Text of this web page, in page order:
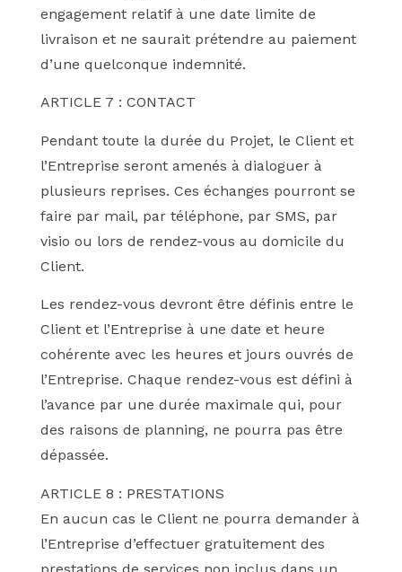
engagement relatif à une date limite de
livraison et ne saurait prétendre au paiement
d’une quelconque indemnité.
ARTICLE 7 : CONTACT
Pendant toute la durée du Projet, le Client et
l’Entreprise seront amenés à dialoguer à
plusieurs reprises. Ces échanges pourront se
faire par mail, par téléphone, par SMS, par
visio ou lors de rendez-vous au domicile du
Client.
Les rendez-vous devront être définis entre le
Client et l’Entreprise à une date et heure
cohérente avec les heures et jours ouvrés de
l’Entreprise. Chaque rendez-vous est défini à
l’avance par une durée maximale qui, pour
des raisons de planning, ne pourra pas être
dépassée.
ARTICLE 8 : PRESTATIONS
En aucun cas le Client ne pourra demander à
l’Entreprise d’effectuer gratuitement des
prestations de services non inclus dans un